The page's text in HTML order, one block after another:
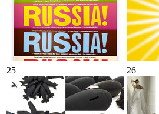
25 26